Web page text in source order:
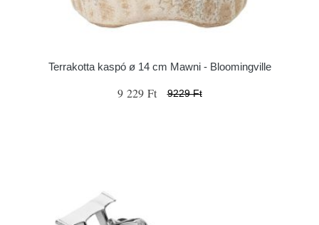
Terrakotta kaspó ø 14 cm Mawni - Bloomingville
9 229 Ft 9229 Ft